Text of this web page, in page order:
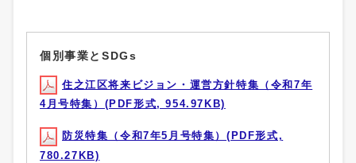
個別事業とSDGs
住之江区将来ビジョン・運営方針特集（令和7年
4月号特集）(PDF形式, 954.97KB)
防災特集（令和7年5月号特集）(PDF形式,
780.27KB)